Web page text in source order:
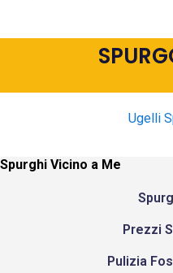
Ugelli
Spurghi Vicino a Me
Prezzi
Pulizia